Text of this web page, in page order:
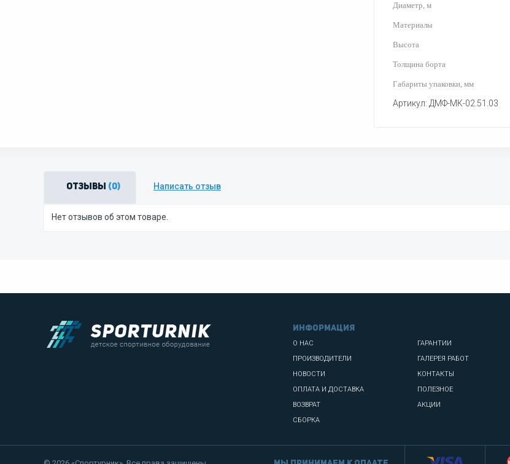
Диаметр, м
Материалы
Высота
Толщина борта
Габариты упаковки, мм
Артикул: ДМФ-МК-02.51.03
Отзывы (0) Написать отзыв
Нет отзывов об этом товаре.
информация
О НАС
ПРОИЗВОДИТЕЛИ
НОВОСТИ
ОПЛАТА И ДОСТАВКА
ВОЗВРАТ
СБОРКА
ГАРАНТИИ
ГАЛЕРЕЯ РАБОТ
КОНТАКТЫ
ПОЛЕЗНОЕ
АКЦИИ